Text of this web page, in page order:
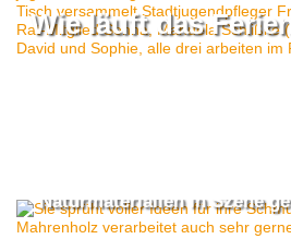
Wie läuft das
Naturmaterialien in Szene